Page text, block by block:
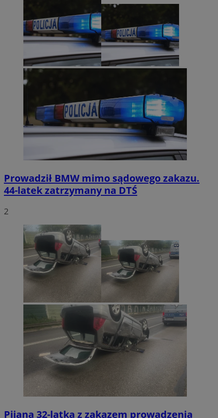
Prowadził BMW mimo sądowego zakazu.
44-latek zatrzymany na DTŚ
2
Pijana 32-latka z zakazem prowadzenia